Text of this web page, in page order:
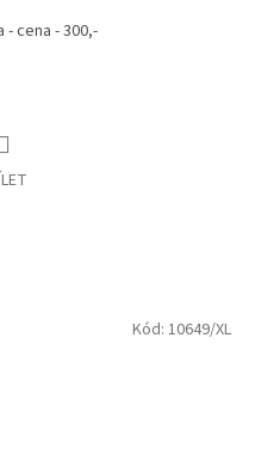
cena - 300,-
Kód: 10649/XL